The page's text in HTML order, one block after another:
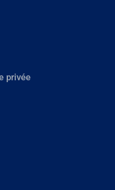
privée